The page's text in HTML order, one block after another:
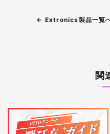
← Extronics製品一覧
関